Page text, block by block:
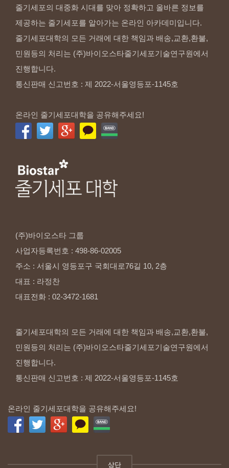
줄기세포의 대중화 시대를 맞아 정확하고 올바른 정보를
제공하는 줄기세포를 알아가는 온라인 아카데미입니다.
줄기세포대학의 모든 거래에 대한 책임과 배송,교환,환불,
민원등의 처리는 (주)바이오스타줄기세포기술연구원에서
진행합니다.
통신판매 신고번호 : 제 2022-서울영등포-1145호
온라인 줄기세포대학을 공유해주세요!
(주)바이오스타 그룹
사업자등록번호 : 498-86-02005
주소 : 서울시 영등포구 국회대로76길 10, 2층
대표 : 라정찬
대표전화 : 02-3472-1681
줄기세포대학의 모든 거래에 대한 책임과 배송,교환,환불,
민원등의 처리는 (주)바이오스타줄기세포기술연구원에서
진행합니다.
통신판매 신고번호 : 제 2022-서울영등포-1145호
온라인 줄기세포대학을 공유해주세요!
상단